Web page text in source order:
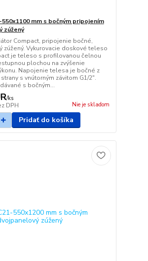
550x1100 mm s bočným pripojením
zúžený
Compact, pripojenie bočné,
zúžený. Vykurovacie doskové teleso
je teleso s profilovanou čelnou
plochou na zvýšenie
Napojenie telesa je bočné z
s vnútorným závitom G1/2".
s bočným...
/ks
DPH Nie je skladom
Pridať do košíka